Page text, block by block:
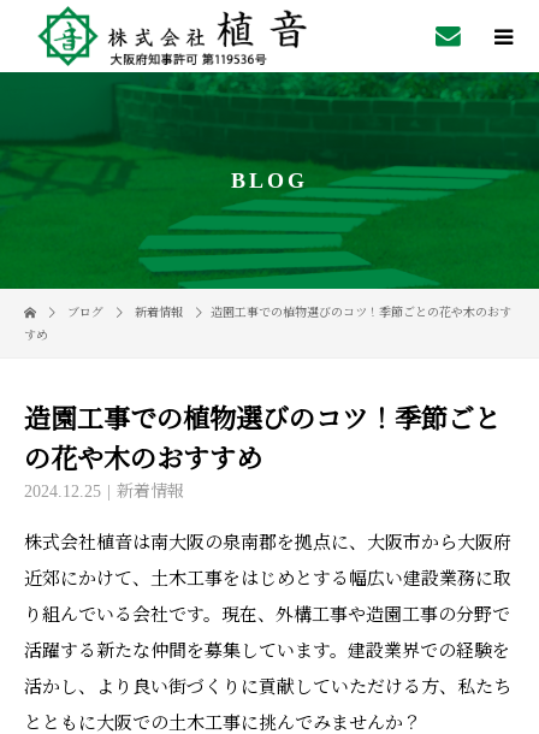
BLOG
ブログ 新着情報
造園工事での植物選びのコツ！季節ごとの花や木のおす
すめ
造園工事での植物選びのコツ！季節ごと
の花や木のおすすめ
2024.12.25 新着情報
株式会社植音は南大阪の泉南郡を拠点に、大阪市から大阪府
近郊にかけて、土木工事をはじめとする幅広い建設業務に取
り組んでいる会社です。現在、外構工事や造園工事の分野で
活躍する新たな仲間を募集しています。建設業界での経験を
活かし、より良い街づくりに貢献していただける方、私たち
とともに大阪での土木工事に挑んでみませんか？